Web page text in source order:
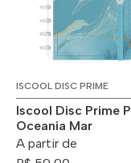
ISCOOL DISC PRIME
Iscool Disc Prime P
Oceania Mar
A partir de